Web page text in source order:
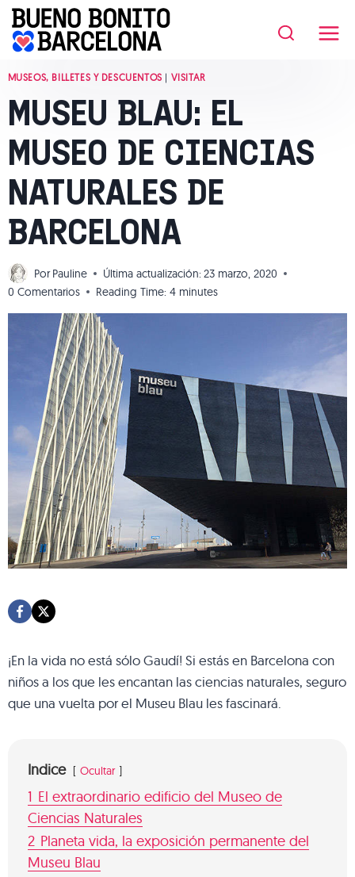
Saltar
contenido
MUSEOS, BILLETES Y DESCUENTOS | VISITAR
MUSEU BLAU: EL
MUSEO DE CIENCIAS
NATURALES DE
BARCELONA
Por Pauline Última actualización: 23 marzo, 2020
0 Comentarios
Reading Time: 4 minutes
¡En la vida no está sólo Gaudí! Si estás en Barcelona con
niños a los que les encantan las ciencias naturales, seguro
que una vuelta por el Museu Blau les fascinará.
Indice Ocultar
1 El extraordinario edificio del Museo de
Ciencias Naturales
2 Planeta vida, la exposición permanente del
Museu Blau